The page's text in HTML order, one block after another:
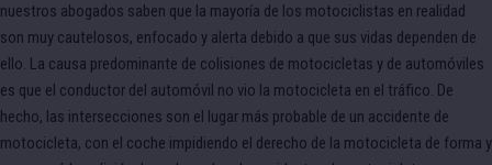
nuestros abogados saben que la mayoría de los motociclistas en realidad
son muy cautelosos, enfocado y alerta debido a que sus vidas dependen de
ello. La causa predominante de colisiones de motocicletas y de automóviles
es que el conductor del automóvil no vio la motocicleta en el tráfico. De
hecho, las intersecciones son el lugar más probable de un accidente de
motocicleta, con el coche impidiendo el derecho de la motocicleta de forma y